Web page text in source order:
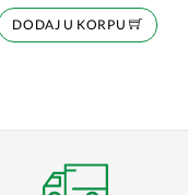
DODAJ U KORPU